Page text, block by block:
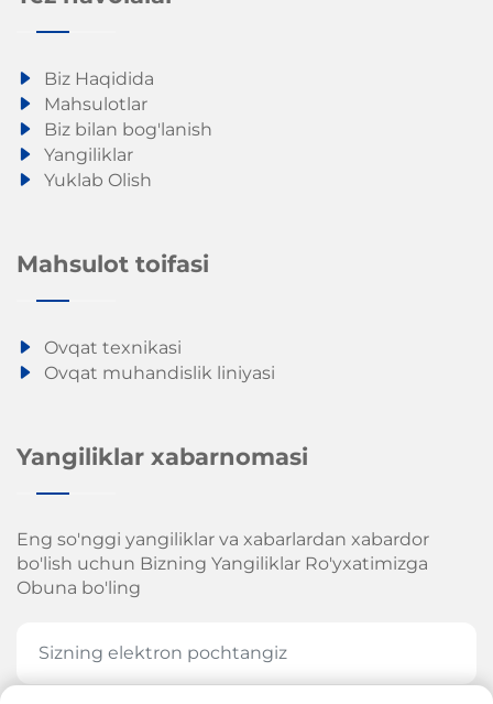
Biz Haqidida
Mahsulotlar
Biz bilan bog'lanish
Yangiliklar
Yuklab Olish
Mahsulot toifasi
Ovqat texnikasi
Ovqat muhandislik liniyasi
Yangiliklar xabarnomasi
Eng so'nggi yangiliklar va xabarlardan xabardor
bo'lish uchun Bizning Yangiliklar Ro'yxatimizga
Obuna bo'ling